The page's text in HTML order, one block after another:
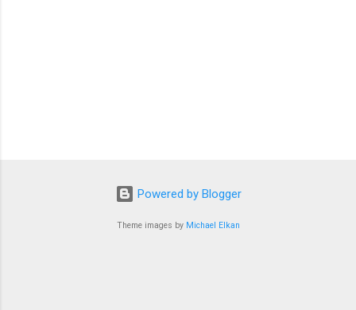
Powered by Blogger
Theme images by Michael Elkan